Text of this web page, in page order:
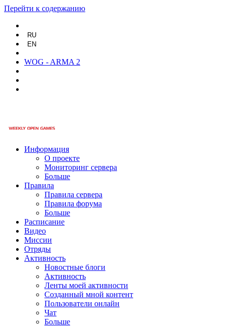
Перейти к содержанию
RU
EN
WOG - ARMA 2
Информация
О проекте
Мониторинг сервера
Больше
Правила
Правила сервера
Правила форума
Больше
Расписание
Видео
Миссии
Отряды
Активность
Новостные блоги
Активность
Ленты моей активности
Созданный мной контент
Пользователи онлайн
Чат
Больше